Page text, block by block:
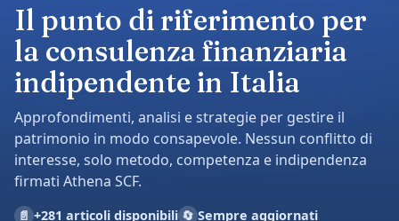
Il punto di riferimento per
la consulenza finanziaria
indipendente in Italia
Approfondimenti, analisi e strategie per gestire il
patrimonio in modo consapevole. Nessun conflitto di
interesse, solo metodo, competenza e indipendenza
firmati Athena SCF.
📄 +281 articoli disponibili 🔄 Sempre aggiornati